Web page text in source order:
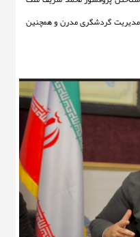
مدیریت گردشگری مدرن و همچنین